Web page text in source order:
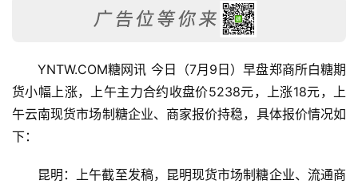
YNTW.COM糖网讯 今日（7月9日）早盘郑商所白糖期
货小幅上涨，上午主力合约收盘价5238元，上涨18元，上
午云南现货市场制糖企业、商家报价持稳，具体报价情况如
下：
昆明：上午截至发稿，昆明现货市场制糖企业、流通商